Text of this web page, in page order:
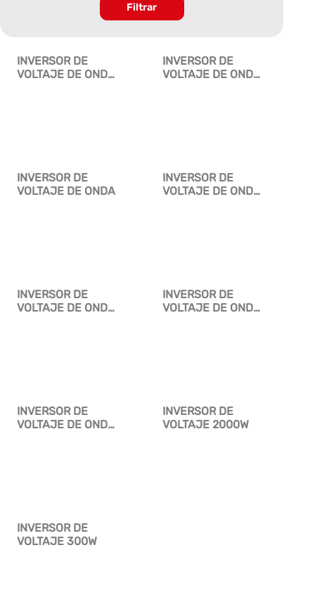
Filtrar
INVERSOR DE
VOLTAJE DE ONDA
INVERSOR DE
VOLTAJE DE ONDA
INVERSOR DE
VOLTAJE DE ONDA
INVERSOR DE
VOLTAJE DE ONDA
INVERSOR DE
VOLTAJE DE ONDA
INVERSOR DE
VOLTAJE DE ONDA
INVERSOR DE
VOLTAJE DE ONDA
INVERSOR DE
VOLTAJE 2000W
INVERSOR DE
VOLTAJE 300W